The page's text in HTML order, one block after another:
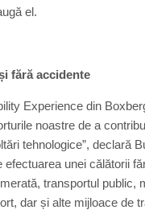
el.
fără accidente
Experience din
noastre de a
tehnologice”, declară
unei călătorii
transportul
dar și alte mijloace de